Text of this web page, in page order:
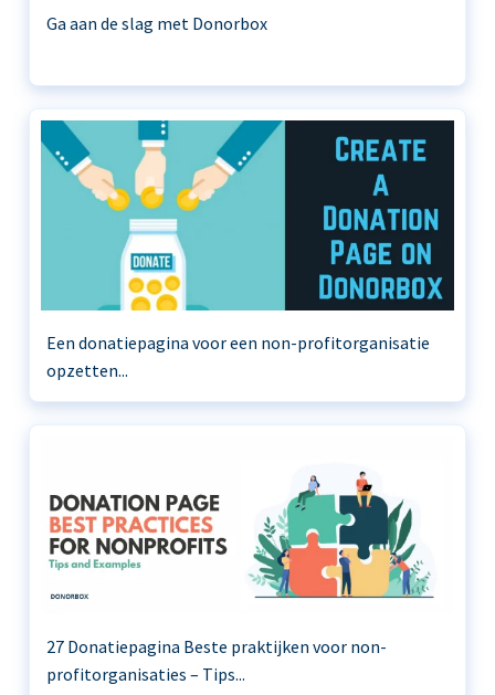
Ga aan de slag met Donorbox
Een donatiepagina voor een non-profitorganisatie
opzetten...
27 Donatiepagina Beste praktijken voor non-
profitorganisaties – Tips...